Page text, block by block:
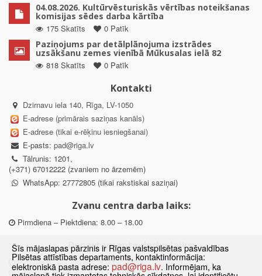
04.08.2026. Kultūrvēsturiskās vērtības noteikšanas
komisijas sēdes darba kārtība
175 Skatīts
0 Patīk
Paziņojums par detālplānojuma izstrādes
uzsākšanu zemes vienībā Mūkusalas ielā 82
818 Skatīts
0 Patīk
Kontakti
Dzirnavu iela 140, Rīga, LV-1050
E-adrese (primārais saziņas kanāls)
E-adrese (tikai e-rēķinu iesniegšanai)
E-pasts: pad@riga.lv
Tālrunis: 1201,
(+371) 67012222 (zvaniem no ārzemēm)
WhatsApp: 27772805 (tikai rakstiskai saziņai)
Zvanu centra darba laiks:
Pirmdiena – Piektdiena: 8.00 – 18.00
Departamenta darba laiks:
Pirmdiena, Ceturtdiena: 8.30 – 18.00
Otrdiena, Trešdiena: 8.30 – 17.00
Šīs mājaslapas pārzinis ir Rīgas valstspilsētas pašvaldības
Pilsētas attīstības departaments, kontaktinformācija:
elektroniskā pasta adrese: pad@riga.lv. Informējam, ka